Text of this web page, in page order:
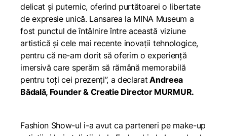
delicat și puternic, oferind purtătoarei o libertate
de expresie unică. Lansarea la MINA Museum a
fost punctul de întâlnire între această viziune
artistică și cele mai recente inovații tehnologice,
pentru că ne-am dorit să oferim o experiență
imersivă care sperăm să rămână memorabilă
pentru toți cei prezenți”, a declarat Andreea
Bădală, Founder & Creatie Director MURMUR.
Fashion Show-ul i-a avut ca parteneri pe make-up